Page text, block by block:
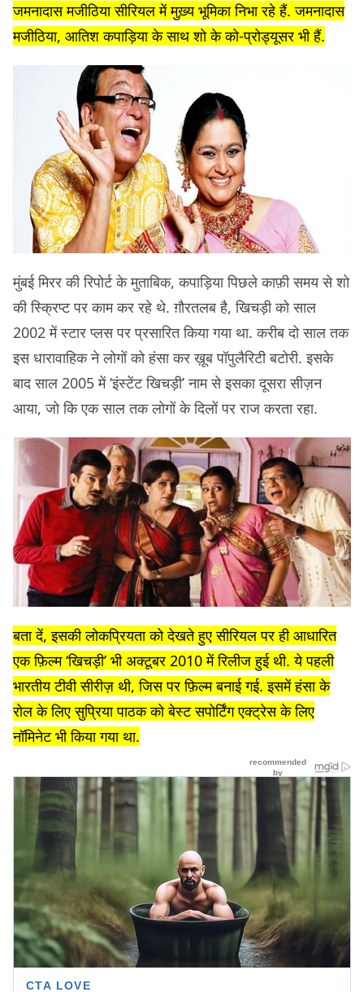
जमनादास मजीठिया सीरियल में मुख़्य भूमिका निभा रहे हैं. जमनादास
मजीठिया, आतिश कपाड़िया के साथ शो के को-प्रोड्यूसर भी हैं.
मुंबई मिरर की रिपोर्ट के मुताबिक, कपाड़िया पिछले काफ़ी समय से शो
की स्क्रिप्ट पर काम कर रहे थे. ग़ौरतलब है, खिचड़ी को साल
2002 में स्टार प्लस पर प्रसारित किया गया था. करीब दो साल तक
इस धारावाहिक ने लोगों को हंसा कर ख़ूब पॉपुलैरिटी बटोरी. इसके
बाद साल 2005 में ‘इंस्टेंट खिचड़ी’ नाम से इसका दूसरा सीज़न
आया, जो कि एक साल तक लोगों के दिलों पर राज करता रहा.
बता दें, इसकी लोकप्रियता को देखते हुए सीरियल पर ही आधारित
एक फ़िल्म ‘खिचड़ी’ भी अक्टूबर 2010 में रिलीज हुई थी. ये पहली
भारतीय टीवी सीरीज़ थी, जिस पर फ़िल्म बनाई गई. इसमें हंसा के
रोल के लिए सुप्रिया पाठक को बेस्ट सपोर्टिंग एक्ट्रेस के लिए
नॉमिनेट भी किया गया था.